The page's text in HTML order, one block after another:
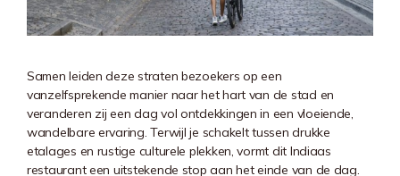
Samen leiden deze straten bezoekers op een
vanzelfsprekende manier naar het hart van de stad en
veranderen zij een dag vol ontdekkingen in een vloeiende,
wandelbare ervaring. Terwijl je schakelt tussen drukke
etalages en rustige culturele plekken, vormt dit Indiaas
restaurant een uitstekende stop aan het einde van de dag.